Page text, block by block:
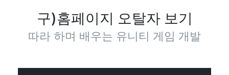
구)홈페이지 오탈자 보기
따라 하며 배우는 유니티 게임 개발